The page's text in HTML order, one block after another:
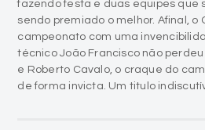
técnico João Francisco não
e Roberto Cavalo, o craque do
de forma invicta. Um titulo